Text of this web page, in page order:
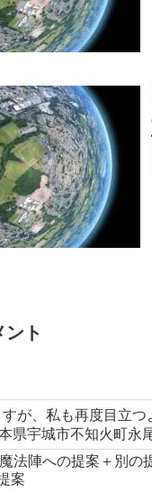
ト
が、私も再度目立
県宇城市不知火町永
法陣への提案＋別
案